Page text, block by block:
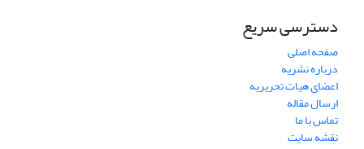
دسترسی سریع
صفحه اصلی
درباره نشریه
اعضای هیات تحریریه
ارسال مقاله
تماس با ما
نقشه سایت